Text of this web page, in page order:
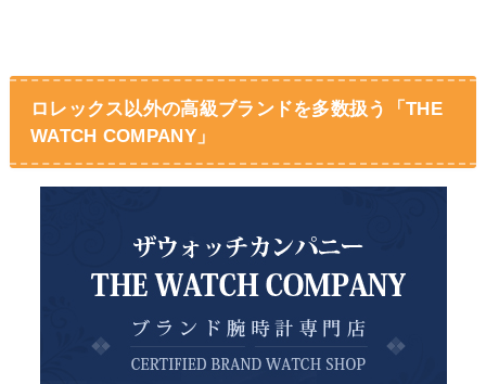
ロレックス以外の高級ブランドを多数扱う「THE
WATCH COMPANY」